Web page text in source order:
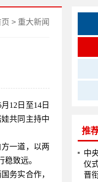
> 重大新闻
12日至14日
共同主持中
一道，以两
致远。
务实合作，
推
中
仪
晋